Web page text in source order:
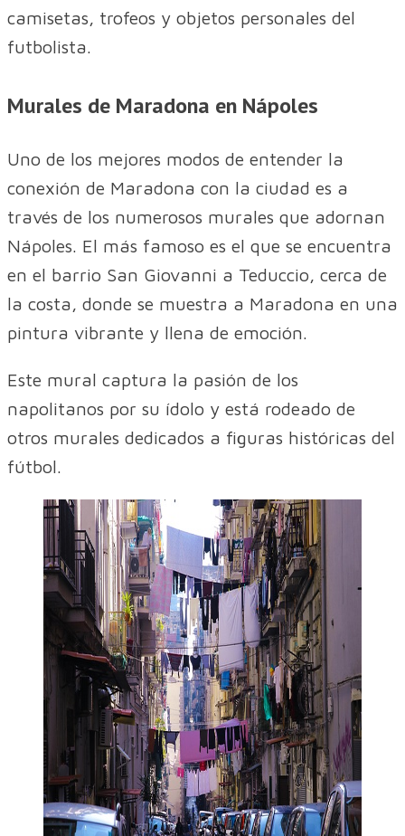
camisetas, trofeos y objetos personales del
futbolista.
Murales de Maradona en Nápoles
Uno de los mejores modos de entender la
conexión de Maradona con la ciudad es a
través de los numerosos murales que adornan
Nápoles. El más famoso es el que se encuentra
en el barrio San Giovanni a Teduccio, cerca de
la costa, donde se muestra a Maradona en una
pintura vibrante y llena de emoción.
Este mural captura la pasión de los
napolitanos por su ídolo y está rodeado de
otros murales dedicados a figuras históricas del
fútbol.